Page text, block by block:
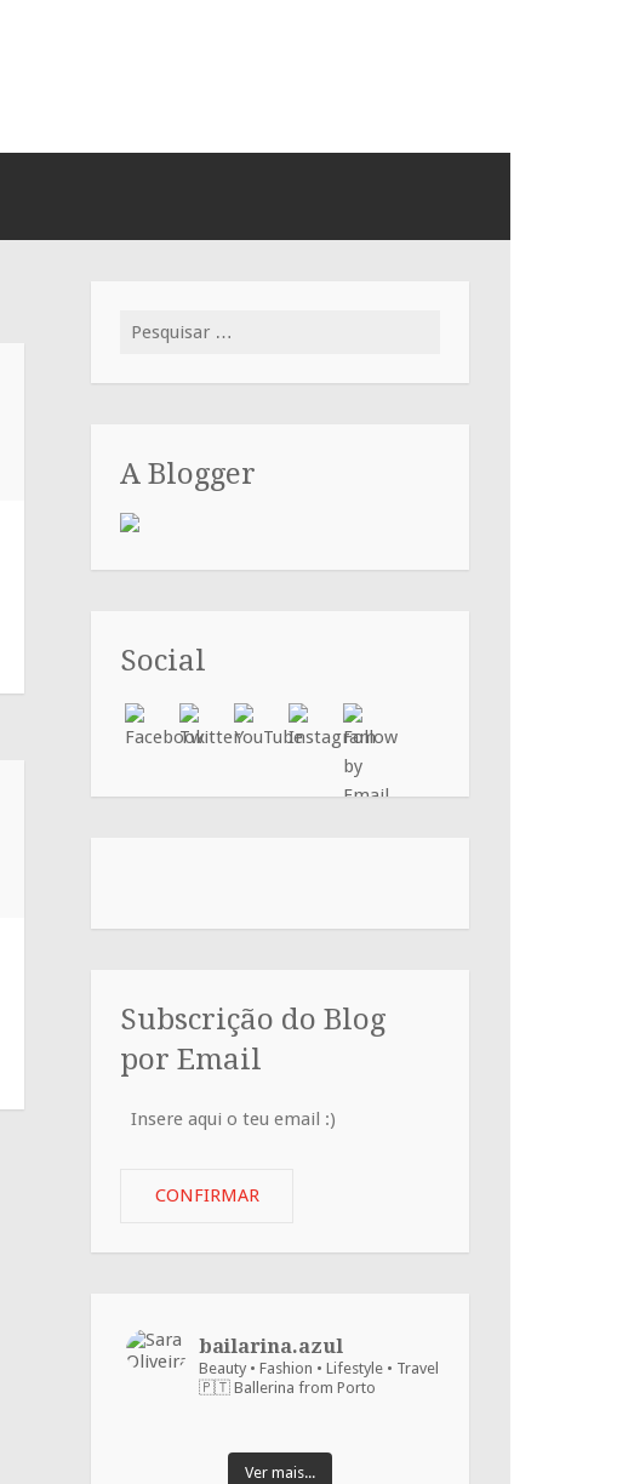
Pesquisar
A Blogger
Social
Subscrição do Blog
por Email
Insere
:)
CONFIRMAR
bailarina.azul
Beauty • Fashion • Lifestyle • Travel
🇵🇹 Ballerina from Porto
Ver mais...